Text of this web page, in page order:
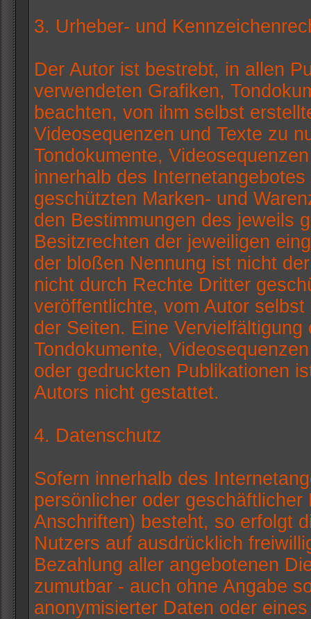
3. Urheber- und
Der Autor ist bestrebt, in allen
verwendeten Grafiken,
beachten, von ihm selbst
Videosequenzen und Texte zu
Tondokumente,
innerhalb des
geschützten Marken- und
den Bestimmungen des jeweils
Besitzrechten der jeweiligen
der bloßen Nennung ist nicht
nicht durch Rechte Dritter
veröffentlichte, vom Autor
der Seiten. Eine
Tondokumente,
oder gedruckten Publikationen
Autors nicht gestattet.
4. Datenschutz
Sofern innerhalb des
persönlicher oder
Anschriften) besteht, so erfolgt
Nutzers auf ausdrücklich
Bezahlung aller angebotenen
zumutbar - auch ohne Angabe
anonymisierter Daten oder